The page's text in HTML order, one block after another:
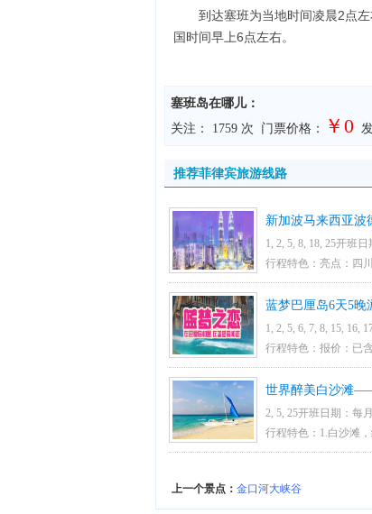
到达塞班为当地时间凌晨2点
国时间早上6点左右。
塞班岛在哪儿：
关注： 1759 次 门票价格： ￥0发
推荐菲律宾旅游线路
新加波马来西亚波
国五
1, 2, 5, 8, 18, 25开班
行程特色：亮点：四
甲海峡 吉隆坡升级安
级安排2晚4星酒店，
出游：鱼尾狮、花芭
寺、独立广场、太子
蓝梦巴厘岛6天5
级2晚海边国际五
1, 2, 5, 6, 7, 8, 15, 16,
行程特色：报价：已
免税店免费领取代金
世界醉美白沙滩
心的放松
2, 5, 25开班日期：每
行程特色：1.白沙滩
夜市、海鲜、酒吧闻
上一个景点： 金口河大峡谷